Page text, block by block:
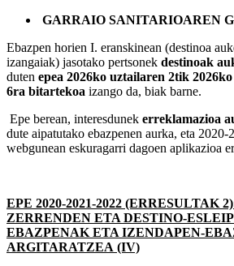
GARRAIO SANITARIOAREN
Ebazpen horien I. eranskinean (destinoa
izangaiak) jasotako pertsonek destinoak
duten epea 2026ko uztailaren 2tik
6ra bitartekoa izango da, biak barne.
Epe berean, interesdunek erreklamazioa
dute aipatutako ebazpenen aurka, eta 2020-
webgunean eskuragarri dagoen aplikazioa
EPE 2020-2021-2022 (ERRESULTAK
ZERRENDEN ETA DESTINO-
EBAZPENAK ETA IZENDAPEN-
ARGITARATZEA (IV)